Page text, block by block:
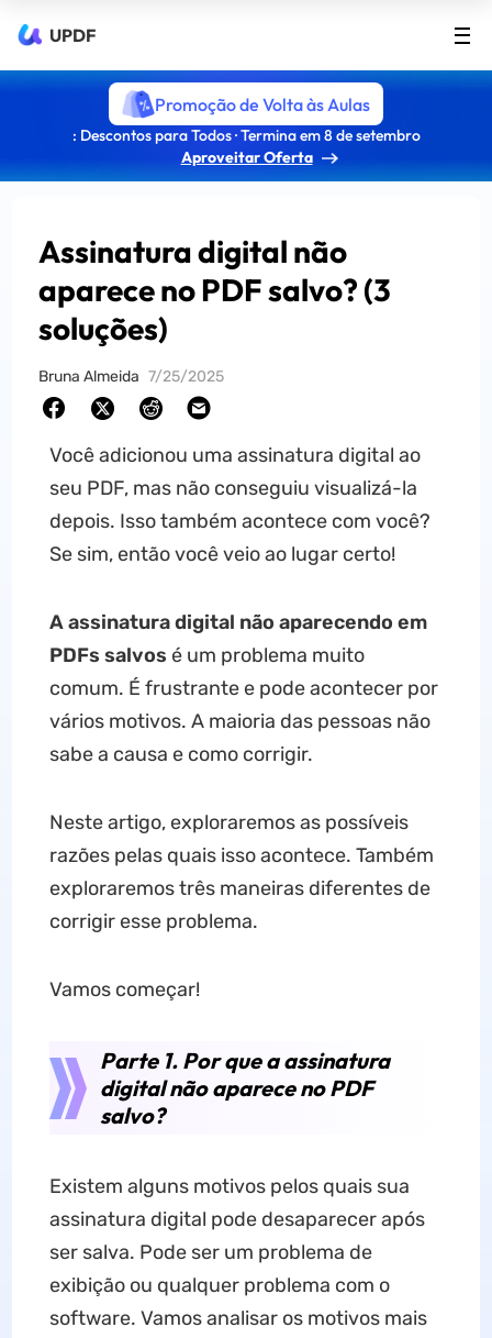
UPDF
Promoção de Volta às Aulas
: Descontos para Todos · Termina em 8 de setembro
Aproveitar Oferta
Assinatura digital não
aparece no PDF salvo? (3
soluções)
Bruna Almeida 7/25/2025
Você adicionou uma assinatura digital ao
seu PDF, mas não conseguiu visualizá-la
depois. Isso também acontece com você?
Se sim, então você veio ao lugar certo!
A assinatura digital não aparecendo em
PDFs salvos é um problema muito
comum. É frustrante e pode acontecer por
vários motivos. A maioria das pessoas não
sabe a causa e como corrigir.
Neste artigo, exploraremos as possíveis
razões pelas quais isso acontece. Também
exploraremos três maneiras diferentes de
corrigir esse problema.
Vamos começar!
Parte 1. Por que a assinatura
digital não aparece no PDF
salvo?
Existem alguns motivos pelos quais sua
assinatura digital pode desaparecer após
ser salva. Pode ser um problema de
exibição ou qualquer problema com o
software. Vamos analisar os motivos mais